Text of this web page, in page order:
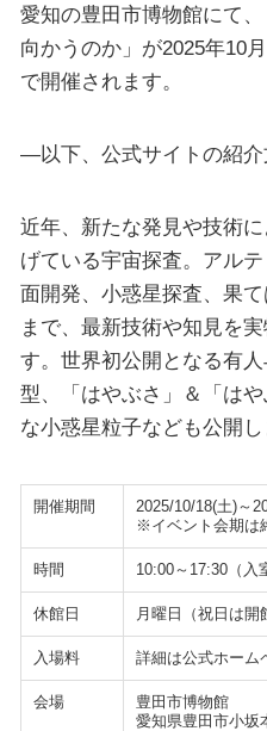
愛知の豊田市博物館にて
向かうのか」が2025年10
で開催されます。
—以下、公式サイトの紹
近年、新たな発見や技術
げている宇宙探査。アル
面開発、小惑星探査、果
まで、最新技術や知見を
す。世界初公開となる有
型、「はやぶさ」＆「は
な小惑星粒子なども公開し
開催期間
2025/10/18(土)～
※イベント会期は
時間 10:00～17:30（入
休館日 月曜日（祝日は開
入場料 詳細は公式ホーム
会場
豊田市博物館
愛知県豊田市小坂